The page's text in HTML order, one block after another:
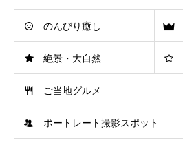
のんびり癒し
絶景・大自然
ご当地グルメ
ポートレート撮影スポット